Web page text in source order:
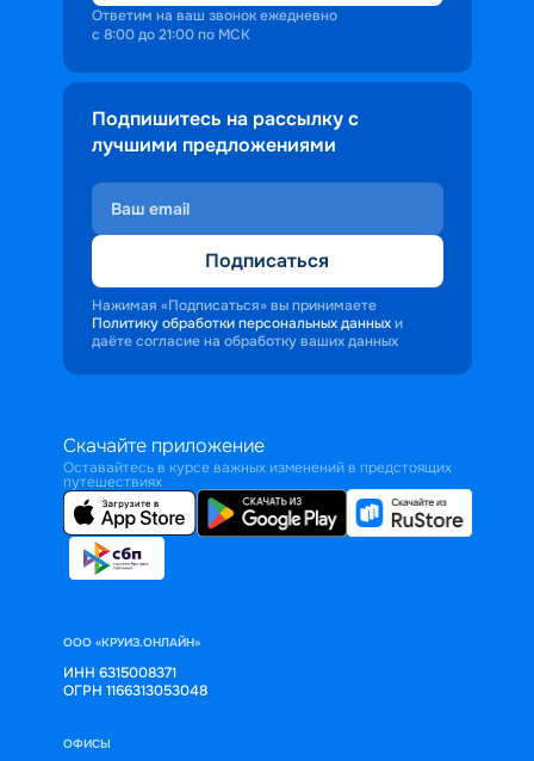
Ответим на ваш звонок ежедневно
с 8:00 до 21:00 по МСК
Подпишитесь на рассылку с
лучшими предложениями
Подписаться
Нажимая «Подписаться» вы принимаете
Политику обработки персональных данных и
даёте согласие на обработку ваших данных
Скачайте приложение
Оставайтесь в курсе важных изменений в предстоящих
путешествиях
ООО «КРУИЗ.ОНЛАЙН»
ИНН 6315008371
ОГРН 1166313053048
ОФИСЫ